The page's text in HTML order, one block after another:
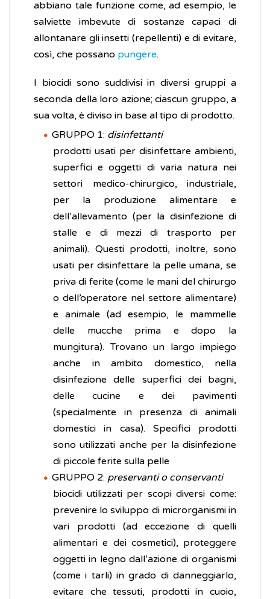
abbiano tale funzione come, ad esempio, le
salviette imbevute di sostanze capaci di
allontanare gli insetti (repellenti) e di evitare,
così, che possano pungere.
I biocidi sono suddivisi in diversi gruppi a
seconda della loro azione; ciascun gruppo, a
sua volta, è diviso in base al tipo di prodotto.
GRUPPO 1: disinfettanti
prodotti usati per disinfettare ambienti,
superfici e oggetti di varia natura nei
settori medico-chirurgico, industriale,
per la produzione alimentare e
dell’allevamento (per la disinfezione di
stalle e di mezzi di trasporto per
animali). Questi prodotti, inoltre, sono
usati per disinfettare la pelle umana, se
priva di ferite (come le mani del chirurgo
o dell’operatore nel settore alimentare)
e animale (ad esempio, le mammelle
delle mucche prima e dopo la
mungitura). Trovano un largo impiego
anche in ambito domestico, nella
disinfezione delle superfici dei bagni,
delle cucine e dei pavimenti
(specialmente in presenza di animali
domestici in casa). Specifici prodotti
sono utilizzati anche per la disinfezione
di piccole ferite sulla pelle
GRUPPO 2: preservanti o conservanti
biocidi utilizzati per scopi diversi come:
prevenire lo sviluppo di microrganismi in
vari prodotti (ad eccezione di quelli
alimentari e dei cosmetici), proteggere
oggetti in legno dall’azione di organismi
(come i tarli) in grado di danneggiarlo,
evitare che tessuti, prodotti in cuoio,